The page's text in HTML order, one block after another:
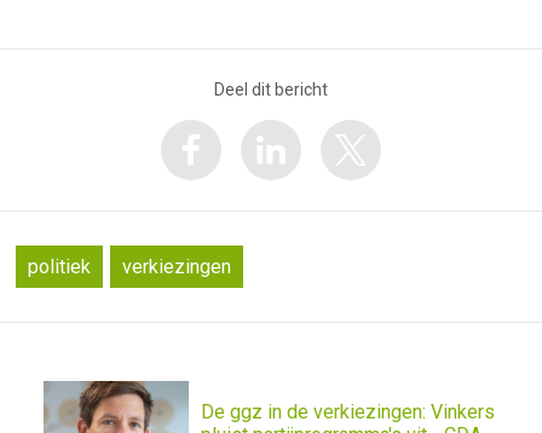
Deel dit bericht
politiek verkiezingen
De ggz in de verkiezingen: Vinkers